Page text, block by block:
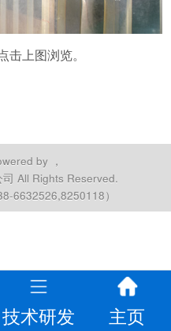
击上图浏览。
by ，
All Rights Reserved.
6632526,8250118）
技术研发 主页